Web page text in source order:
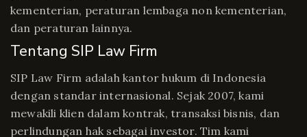
kementerian, peraturan lembaga non kementerian,
dan peraturan lainnya.
Tentang SIP Law Firm
SIP Law Firm adalah kantor hukum di Indonesia
dengan standar internasional. Sejak 2007, kami
mewakili klien dalam kontrak, transaksi bisnis, dan
perlindungan hak sebagai investor. Tim kami